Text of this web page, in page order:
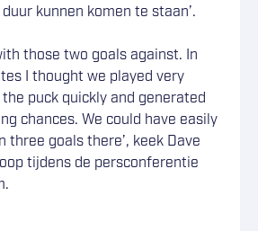
kunnen komen te staan’.
those two goals against. In
I thought we played very
puck quickly and generated
chances. We could have easily
three goals there’, keek Dave
tijdens de persconferentie